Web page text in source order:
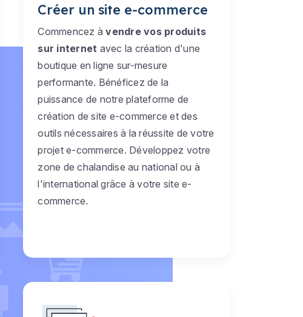
Créer un site e-commerce
Commencez àvendre vos produits
sur internet avec la création d'une
boutique en ligne sur-mesure
performante. Bénéficez de la
puissance de notre plateforme de
création de site e-commerce et des
outils nécessaires à la réussite de votre
projet e-commerce. Développez votre
zone de chalandise au national ou à
l'international grâce à votre site e-
commerce.